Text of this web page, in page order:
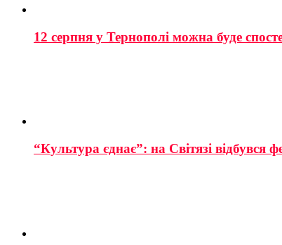
12 серпня у Тернополі можна буде
“Культура єднає”: на Світязі відбувся